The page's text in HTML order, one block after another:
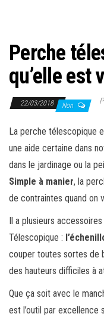
Perche
qu’elle est
22/03/2018 Non
La perche télescopique
une aide certaine dans
dans le jardinage ou la
Simple à manier, la
de contraintes quand on
Il a plusieurs
Télescopique :
couper toutes sortes de
des hauteurs difficiles à
Que ça soit avec le
est l’outil par excellence